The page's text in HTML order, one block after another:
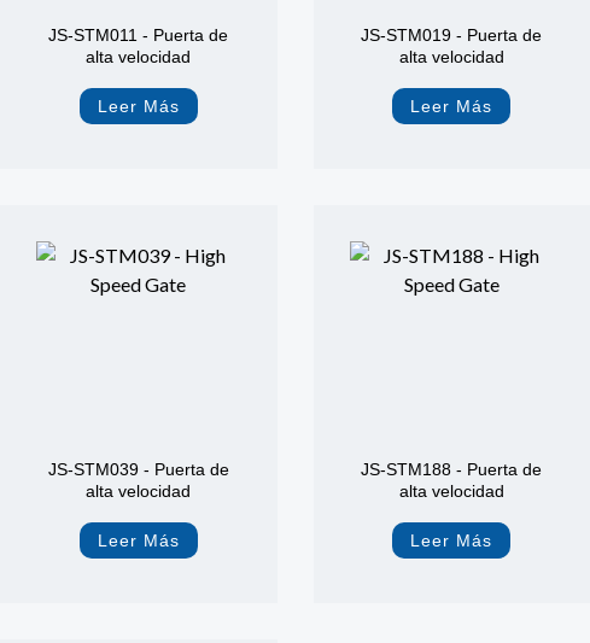
JS-STM011 - Puerta de
alta velocidad
Leer Más
JS-STM019 - Puerta de
alta velocidad
Leer Más
JS-STM039 - Puerta de
alta velocidad
Leer Más
JS-STM188 - Puerta de
alta velocidad
Leer Más